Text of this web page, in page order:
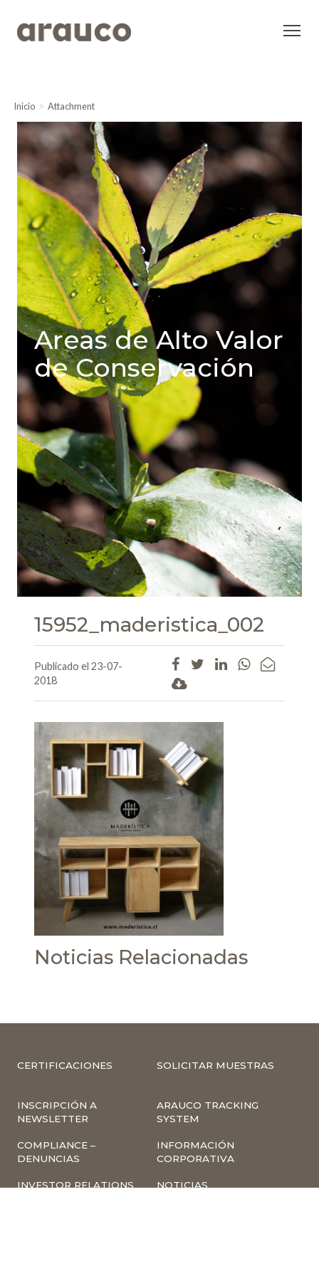
Inicio Attachment
Areas de Alto Valor
de Conservación
15952_maderistica_002
Publicado el 23-07-
2018
Noticias Relacionadas
CERTIFICACIONES SOLICITAR MUESTRAS
INSCRIPCIÓN A
NEWSLETTER
ARAUCO TRACKING
SYSTEM
COMPLIANCE –
DENUNCIAS
INFORMACIÓN
CORPORATIVA
INVESTOR RELATIONS NOTICIAS